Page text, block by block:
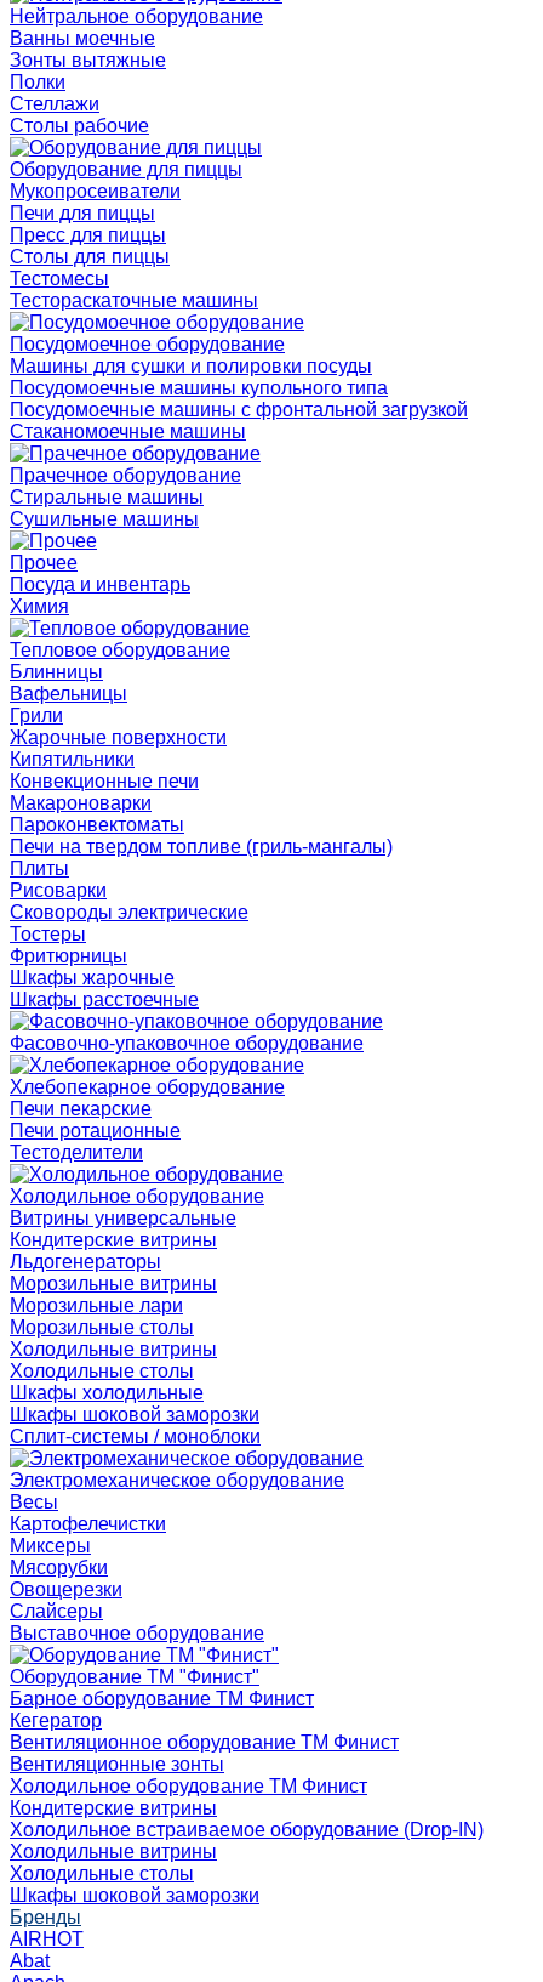
Нейтральное оборудование
Ванны моечные
Зонты вытяжные
Полки
Стеллажи
Столы рабочие
Оборудование для пиццы
Мукопросеиватели
Печи для пиццы
Пресс для пиццы
Столы для пиццы
Тестомесы
Тестораскаточные машины
Посудомоечное оборудование
Машины для сушки и полировки посуды
Посудомоечные машины купольного типа
Посудомоечные машины с фронтальной загрузкой
Стаканомоечные машины
Прачечное оборудование
Стиральные машины
Сушильные машины
Прочее
Посуда и инвентарь
Химия
Тепловое оборудование
Блинницы
Вафельницы
Грили
Жарочные поверхности
Кипятильники
Конвекционные печи
Макароноварки
Пароконвектоматы
Печи на твердом топливе (гриль-мангалы)
Плиты
Рисоварки
Сковороды электрические
Тостеры
Фритюрницы
Шкафы жарочные
Шкафы расстоечные
Фасовочно-упаковочное оборудование
Хлебопекарное оборудование
Печи пекарские
Печи ротационные
Тестоделители
Холодильное оборудование
Витрины универсальные
Кондитерские витрины
Льдогенераторы
Морозильные витрины
Морозильные лари
Морозильные столы
Холодильные витрины
Холодильные столы
Шкафы холодильные
Шкафы шоковой заморозки
Сплит-системы / моноблоки
Электромеханическое оборудование
Весы
Картофелечистки
Миксеры
Мясорубки
Овощерезки
Слайсеры
Выставочное оборудование
Оборудование ТМ "Финист"
Барное оборудование ТМ Финист
Кегератор
Вентиляционное оборудование ТМ Финист
Вентиляционные зонты
Холодильное оборудование ТМ Финист
Кондитерские витрины
Холодильное встраиваемое оборудование (Drop-IN)
Холодильные витрины
Холодильные столы
Шкафы шоковой заморозки
Бренды
AIRHOT
Abat